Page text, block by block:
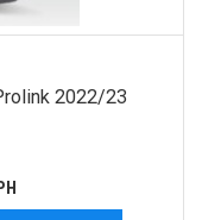
2022/23